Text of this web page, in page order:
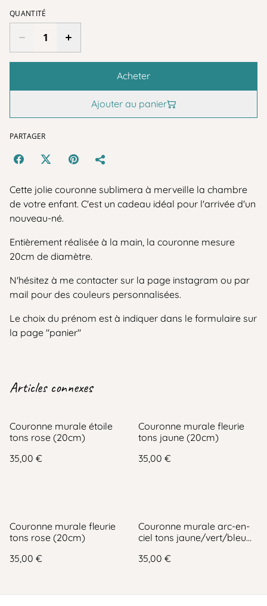
QUANTITÉ
Acheter
Ajouter au panier
PARTAGER
Cette jolie couronne sublimera à merveille la chambre
de votre enfant. C'est un cadeau idéal pour l'arrivée d'un
nouveau-né.
Entièrement réalisée à la main, la couronne mesure
20cm de diamètre.
N'hésitez à me contacter sur la page instagram ou par
mail pour des couleurs personnalisées.
Le choix du prénom est à indiquer dans le formulaire sur
la page "panier"
Articles connexes
Couronne murale étoile
tons rose (20cm)
35,00 €
Couronne murale fleurie
tons jaune (20cm)
35,00 €
Couronne murale fleurie
tons rose (20cm)
35,00 €
Couronne murale arc-en-
ciel tons jaune/vert/bleu
35,00 €